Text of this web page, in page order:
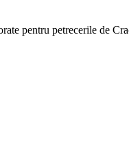
pentru petrecerile